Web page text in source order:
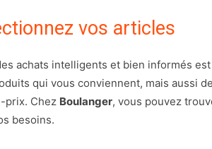
vos articles
achats intelligents et bien informés
qui vous conviennent, mais aussi
prix. Chez Boulanger, vous pouvez
besoins.